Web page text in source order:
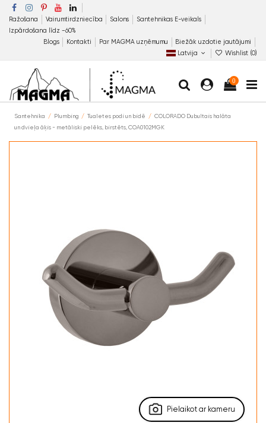
Ražošana Vairumtirdzniecība Salons
Santehnikas E-veikals
Izpārdošana līdz −60%
Blogs
Kontakti Par MAGMA uzņēmumu
Biežāk uzdotie jautājumi
Latvija
Wishlist (0)
0
Santehnika Plumbing Tualetes podi un bidē
COLORADO Dubultais halāta
un dvieļa āķis - metāliski pelēks, birstēts, COA0102MGK
Pielaikot ar kameru